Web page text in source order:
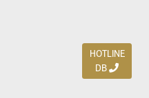
HOTLINE
DB